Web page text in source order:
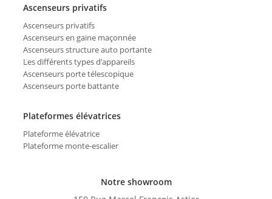
Notre showroom
Ascenseurs privatifs
Ascenseurs privatifs
Ascenseurs en gaine maçonnée
Ascenseurs structure auto portante
Les différents types d'appareils
Ascenseurs porte télescopique
Ascenseurs porte battante
Plateformes élévatrices
Plateforme élévatrice
Plateforme monte-escalier